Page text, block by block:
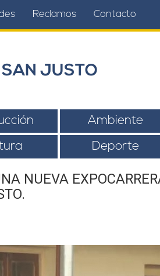
Reclamos Contacto
SAN JUSTO
Ambiente
Deporte
NUEVA